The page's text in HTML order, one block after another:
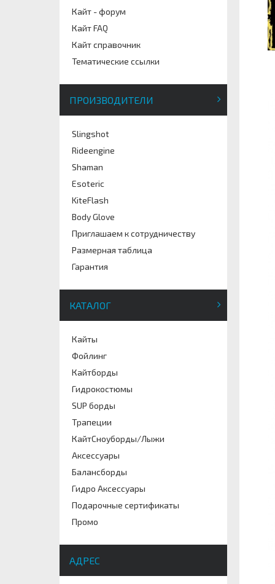
Кайт - форум
Кайт FAQ
Кайт справочник
Тематические ссылки
ПРОИЗВОДИТЕЛИ
Slingshot
Rideengine
Shaman
Esoteric
KiteFlash
Body Glove
Приглашаем к сотрудничеству
Размерная таблица
Гарантия
КАТАЛОГ
Кайты
Фойлинг
Кайтборды
Гидрокостюмы
SUP борды
Трапеции
КайтСноуборды/Лыжи
Аксессуары
Балансборды
Гидро Аксессуары
Подарочные сертификаты
Промо
АДРЕС